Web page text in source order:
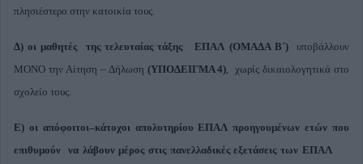
πλησιέστερο στην κατοικία τους.
Δ) οι μαθητές της τελευταίας τάξης ΕΠΑΛ (ΟΜΑΔΑ Β΄)υποβάλλουν
ΜΟΝΟ την Αίτηση – Δήλωση (ΥΠΟΔΕΙΓΜΑ 4), χωρίς δικαιολογητικά στο
σχολείο τους.
Ε) οι απόφοιτοι–κάτοχοι απολυτηρίου ΕΠΑΛ προηγουμένων ετών που
επιθυμούν να λάβουν μέρος στις πανελλαδικές εξετάσεις των ΕΠΑΛ